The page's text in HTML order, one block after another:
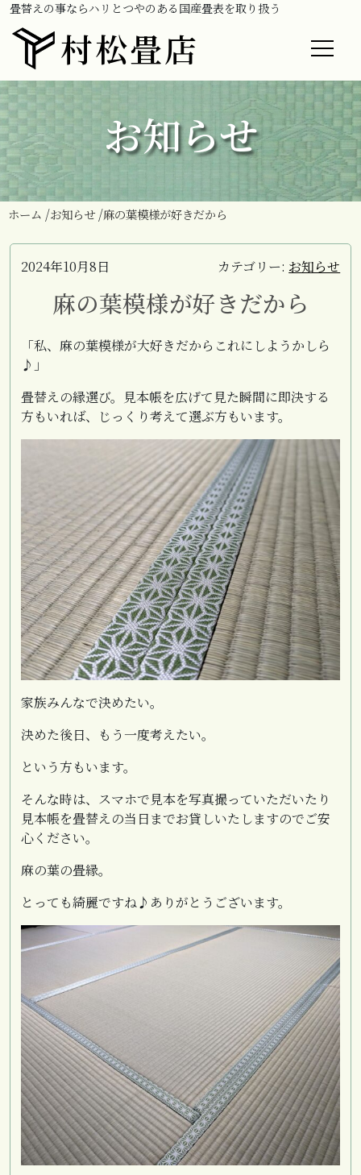
畳替えの事ならハリとつやのある国産畳表を取り扱う
村松畳店
お知らせ
ホーム お知らせ 麻の葉模様が好きだから
2024年10月8日 カテゴリー: お知らせ
麻の葉模様が好きだから
「私、麻の葉模様が大好きだからこれにしようかしら
♪」
畳替えの縁選び。見本帳を広げて見た瞬間に即決する
方もいれば、じっくり考えて選ぶ方もいます。
家族みんなで決めたい。
決めた後日、もう一度考えたい。
という方もいます。
そんな時は、スマホで見本を写真撮っていただいたり
見本帳を畳替えの当日までお貸しいたしますのでご安
心ください。
麻の葉の畳縁。
とっても綺麗ですね♪ありがとうございます。